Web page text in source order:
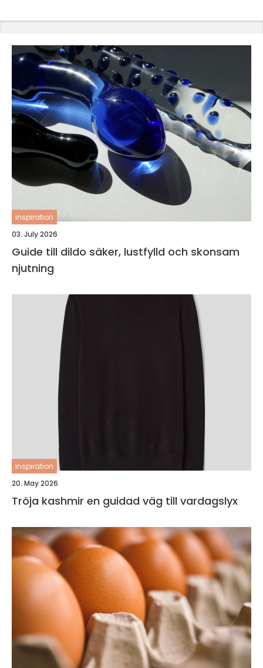
inspiration
03. July 2026
Guide till dildo säker, lustfylld och skonsam
njutning
inspiration
20. May 2026
Tröja kashmir en guidad väg till vardagslyx